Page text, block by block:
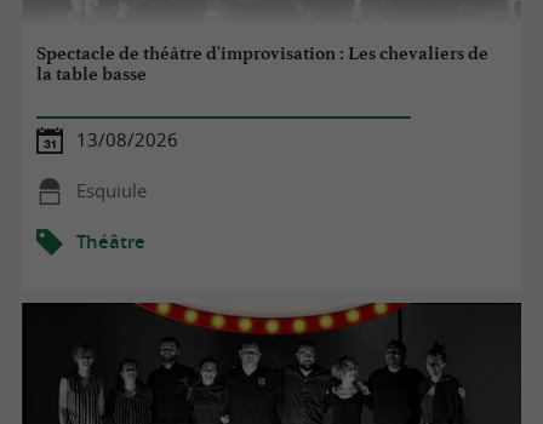
Spectacle de théâtre d'improvisation : Les chevaliers de
la table basse
13/08/2026
Esquiule
Théâtre